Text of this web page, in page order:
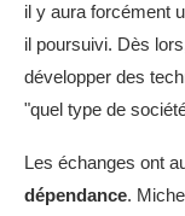
il y aura forcément
il poursuivi. Dès
développer des
"quel type de
Les échanges ont
dépendance.